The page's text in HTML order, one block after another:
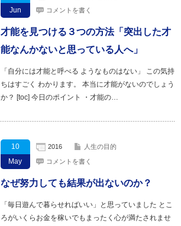
Jun
コメントを書く
才能を見つける３つの方法「突出した才
能なんかないと思っている人へ」
「自分には才能と呼べる ようなものはない」 この気持
ちはすごく わかります。 本当に才能がないのでしょう
か？ [toc] 今日のポイント ・才能の…
10
May
2016 人生の目的
コメントを書く
なぜ努力しても結果が出ないのか？
「毎日遊んで暮らせればいい」と思っていました とこ
ろがいくらお金を稼いでもまったく心が満たされませ